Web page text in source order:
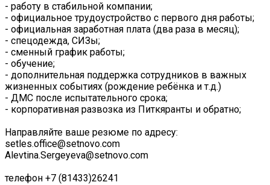
- работу в стабильной компании;
- официальное трудоустройство с первого дня работы;
- официальная заработная плата (два раза в месяц);
- спецодежда, СИЗы;
- сменный график работы;
- обучение;
- дополнительная поддержка сотрудников в важных
жизненных событиях (рождение ребёнка и т.д.)
- ДМС после испытательного срока;
- корпоративная развозка из Питкяранты и обратно;
Направляйте ваше резюме по адресу:
setles.office@setnovo.com
Alevtina.Sergeyeva@setnovo.com
телефон +7 (81433)26241